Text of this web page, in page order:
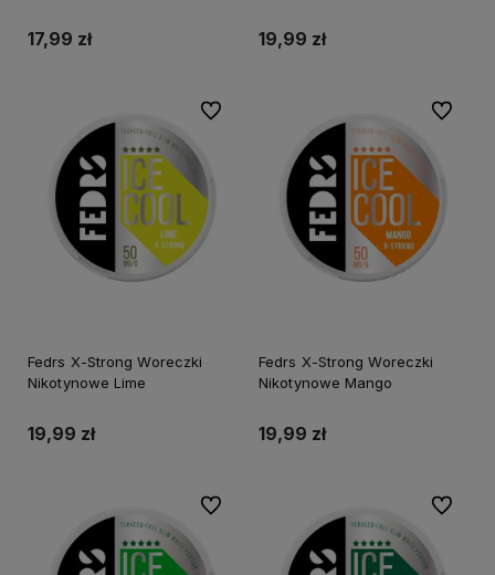
17,99 zł 19,99 zł
Fedrs X-Strong Woreczki
Nikotynowe Lime
19,99 zł
Do ulubionych
Fedrs X-Strong Woreczki
Nikotynowe Mango
19,99 zł
Do
Do ulubionych Do